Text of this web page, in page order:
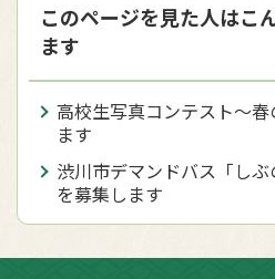
このページを見た人はこ
ます
高校生写真コンテスト～
ます
渋川市デマンドバス「し
を募集します